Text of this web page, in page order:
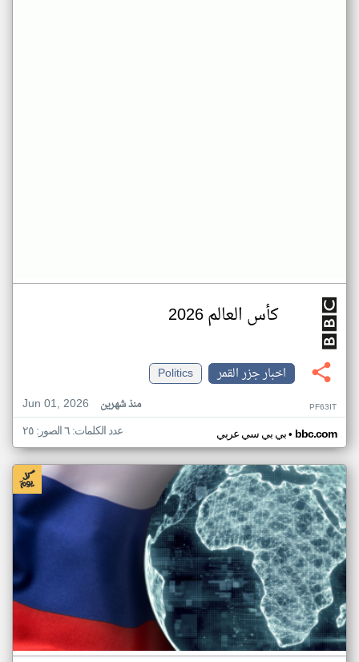
كأس العالم 2026
اخبار جزر القمر
Politics
Jun 01, 2026
منذ شهرين PF63IT
بي بي سي عربي• bbc.com عدد الكلمات: ٦ الصور: ٢٥